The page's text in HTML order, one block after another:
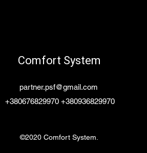
Comfort System
partner.psf@gmail.com
+380676829970 +380936829970
©2020 Comfort System.